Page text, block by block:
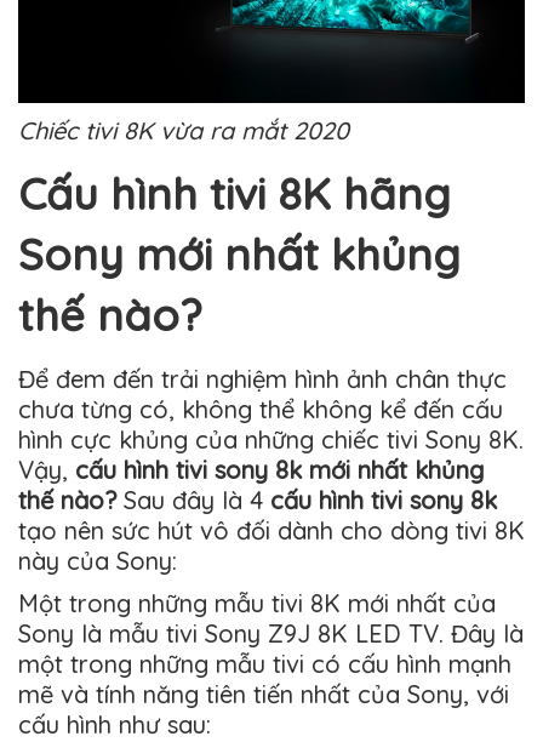
Chiếc tivi 8K vừa ra mắt 2020
Cấu hình tivi 8K hãng
Sony mới nhất khủng
thế nào?
Để đem đến trải nghiệm hình ảnh chân thực
chưa từng có, không thể không kể đến cấu
hình cực khủng của những chiếc tivi Sony 8K.
Vậy, cấu hình tivi sony 8k mới nhất khủng
thế nào? Sau đây là 4 cấu hình tivi sony 8k
tạo nên sức hút vô đối dành cho dòng tivi 8K
này của Sony:
Một trong những mẫu tivi 8K mới nhất của
Sony là mẫu tivi Sony Z9J 8K LED TV. Đây là
một trong những mẫu tivi có cấu hình mạnh
mẽ và tính năng tiên tiến nhất của Sony, với
cấu hình như sau: